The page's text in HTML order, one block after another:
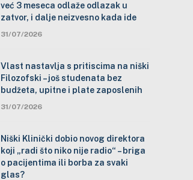
već 3 meseca odlaže odlazak u
zatvor, i dalje neizvesno kada ide
31/07/2026
Vlast nastavlja s pritiscima na niški
Filozofski – još studenata bez
budžeta, upitne i plate zaposlenih
31/07/2026
Niški Klinički dobio novog direktora
koji „radi što niko nije radio“ – briga
o pacijentima ili borba za svaki
glas?